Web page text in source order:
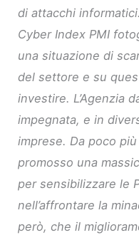
di attacchi
Cyber Index PMI
una situazione di
del settore e su
investire. L’Agenzia
impegnata, e in
imprese. Da poco
promosso una
per sensibilizzare le
nell’affrontare la
però, che il